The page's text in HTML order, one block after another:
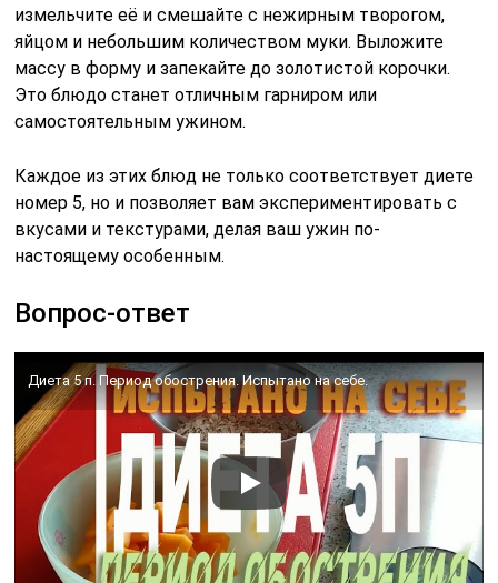
измельчите её и смешайте с нежирным творогом,
яйцом и небольшим количеством муки. Выложите
массу в форму и запекайте до золотистой корочки.
Это блюдо станет отличным гарниром или
самостоятельным ужином.
Каждое из этих блюд не только соответствует диете
номер 5, но и позволяет вам экспериментировать с
вкусами и текстурами, делая ваш ужин по-
настоящему особенным.
Вопрос-ответ
Диета 5 п. Период обострения. Испытано на себе.